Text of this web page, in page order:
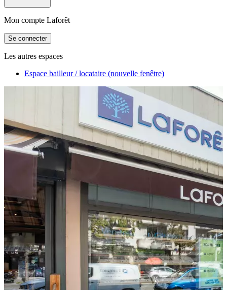
Mon compte Laforêt
Se connecter
Les autres espaces
Espace bailleur / locataire (nouvelle fenêtre)